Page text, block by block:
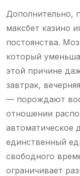
Дополнительно,
максбет казино
постоянства.
который
этой причине
завтрак,
— порождают
отношении
автоматическое
единственный
свободного
ограничивает